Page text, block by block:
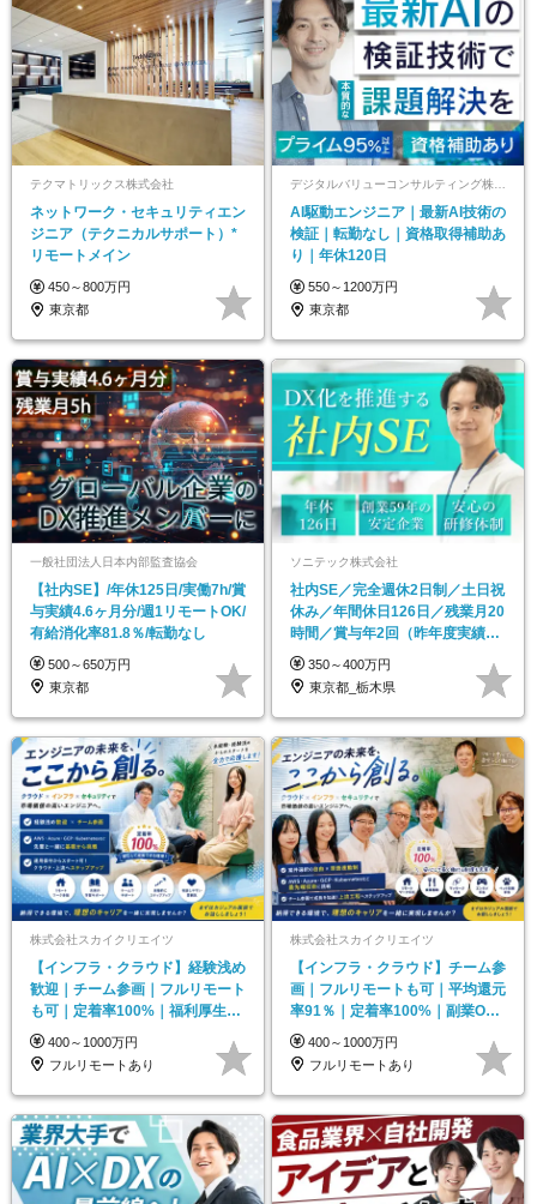
テクマトリックス株式会社
ネットワーク・セキュリティエン
ジニア（テクニカルサポート）*
リモートメイン
450～800万円
東京都
デジタルバリューコンサルティング株式会社
AI駆動エンジニア｜最新AI技術の
検証｜転勤なし｜資格取得補助あ
り｜年休120日
550～1200万円
東京都
一般社団法人日本内部監査協会
【社内SE】/年休125日/実働7h/賞
与実績4.6ヶ月分/週1リモートOK/
有給消化率81.8％/転勤なし
500～650万円
東京都
ソニテック株式会社
社内SE／完全週休2日制／土日祝
休み／年間休日126日／残業月20
時間／賞与年2回（昨年度実績3
ヶ月分）
350～400万円
東京都_栃木県
株式会社スカイクリエイツ
【インフラ・クラウド】経験浅め
歓迎｜チーム参画｜フルリモート
も可｜定着率100%｜福利厚生充
実
400～1000万円
フルリモートあり
株式会社スカイクリエイツ
【インフラ・クラウド】チーム参
画｜フルリモートも可｜平均還元
率91％｜定着率100%｜副業OK
｜福利厚生充実
400～1000万円
フルリモートあり